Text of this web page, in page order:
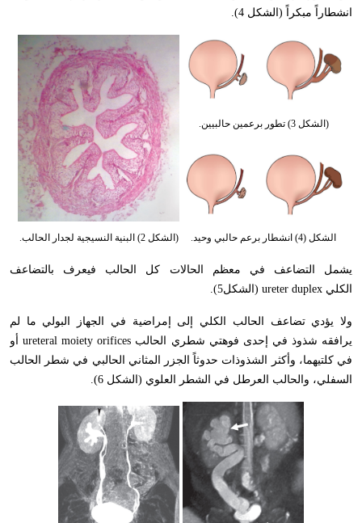
انشطاراً مبكراً (الشكل 4).
(الشكل 3) تطور برعمين حالبيين.
الشكل (4) انشطار برعم حالبي وحيد. (الشكل 2) البنية النسيجية لجدار الحالب.
يشمل التضاعف في معظم الحالات كل الحالب فيعرف بالتضاعف
الكلي ureter duplex (الشكل5).
ولا يؤدي تضاعف الحالب الكلي إلى إمراضية في الجهاز البولي ما لم
يرافقه شذوذ في إحدى فوهتي شطري الحالب ureteral moiety orifices
أو
في كلتيهما، وأكثر الشذوذات حدوثاً الجزر المثاني الحالبي في شطر الحالب
السفلي، والحالب العرطل في الشطر العلوي (الشكل 6).